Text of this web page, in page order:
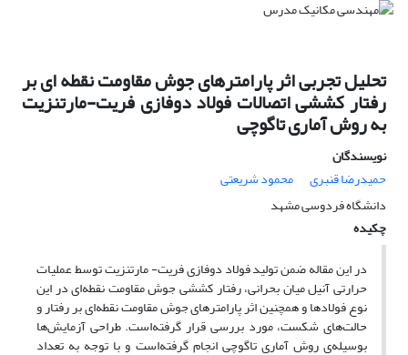
تحلیل تجربی اثر پارامترهای جوش مقاومت نقطه ای بر
رفتار کششی اتصالات فولاد دوفازی فریت-مارتنزیت
به روش آماری تاگوچی
نویسندگان
حمیدرضا قنبری
محمود شریعتی
دانشگاه فردوسی مشهد
چکیده
در این مقاله ضمن تولید فولاد دوفازی فریت- مارتنزیت توسط عملیات
حرارتی آنیل میان بحرانی، رفتار کششی جوش مقاومت نقطه‎‌‌ای در این
نوع فولادها و همچنین اثر پارامتر‌‌های جوش مقاومت نقطه‌‌ای بر رفتار و
حالت‌‌های شکست، مورد بررسی قرار گرفته‌است. طراحی آزمایش‌‌ها
بوسیله‌‌ی روش آماری تاگوچی انجام گرفته‌است و با توجه به تعداد